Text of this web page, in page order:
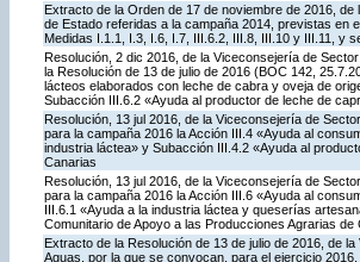
Extracto de la Orden de 17 de noviembre de 2016,
de Estado referidas a la campaña 2014, previstas en
Medidas I.1.1, I.3, I.6, I.7, III.6.2, III.8, III.10 y III.11, y
Resolución, 2 dic 2016, de la Viceconsejería de
la Resolución de 13 de julio de 2016 (BOC 142,
lácteos elaborados con leche de cabra y oveja de
Subacción III.6.2 «Ayuda al productor de leche de
Resolución, 13 jul 2016, de la Viceconsejería de
para la campaña 2016 la Acción III.4 «Ayuda al
industria láctea» y Subacción III.4.2 «Ayuda al
Canarias
Resolución, 13 jul 2016, de la Viceconsejería de
para la campaña 2016 la Acción III.6 «Ayuda al
III.6.1 «Ayuda a la industria láctea y queserías
Comunitario de Apoyo a las Producciones Agrarias de
Extracto de la Resolución de 13 de julio de 2016, de
Aguas, por la que se convocan, para el ejercicio